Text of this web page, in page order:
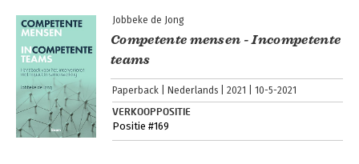
Jobbeke de Jong
Competente mensen - Incompetente
teams
Paperback Nederlands 2021 10-5-2021
VERKOOPPOSITIE
Positie #169